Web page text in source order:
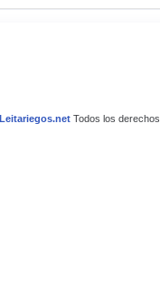
Leitariegos.netTodos los